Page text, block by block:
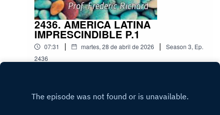
2436. AMERICA LATINA
IMPRESCINDIBLE P.1
07:31 | martes, 28 de abril de 2026 | Season 3, Ep.
2436